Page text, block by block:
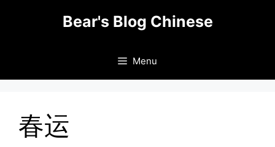
Bear's Blog Chinese
Menu
春运